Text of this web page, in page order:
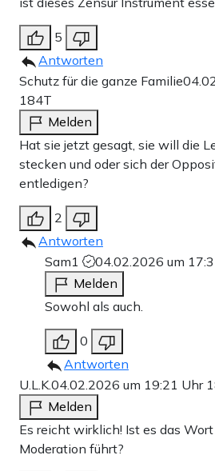
5
Antworten
Schutz für die ganze Familie
184T
Melden
Hat sie jetzt gesagt, sie will die
stecken und oder sich der
entledigen?
2
Antworten
Sam1
04.02.2026 um
Melden
Sowohl als auch.
0
Antworten
U.L.K.04.02.2026 um 19:21 Uhr
Melden
Es reicht wirklich! Ist es das
Moderation führt?